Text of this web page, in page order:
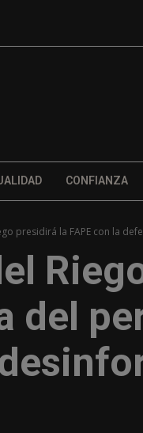
CONFIANZA
presidirá la FAPE con la
del